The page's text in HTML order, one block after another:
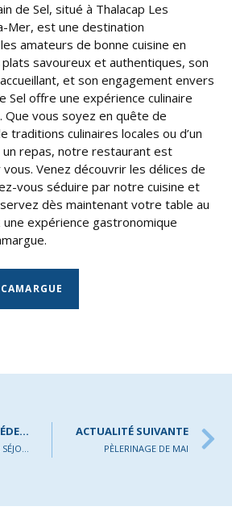
de Sel, situé à Thalacap Les
Mer, est une destination
amateurs de bonne cuisine en
plats savoureux et authentiques, son
et son engagement envers
Sel offre une expérience culinaire
Que vous soyez en quête de
traditions culinaires locales ou d’un
repas, notre restaurant est
Venez découvrir les délices de
vous séduire par notre cuisine et
dès maintenant votre table au
une expérience gastronomique
ACTUALITÉ PRÉCÉDENTE
HÔTEL CAMARGUE : SÉJOURNEZ À THALACAP VOTRE HÔTEL AUX SAINTES-MARIES-DE-LA-MER
ACTUALITÉ SUIVANTE
PÈLERINAGE DE MAI